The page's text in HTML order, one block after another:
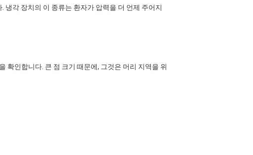
냉각 장치의 이 종류는 환자가 압력을 더 언제 주어지
확인합니다. 큰 점 크기 때문에, 그것은 머리 지역을 위